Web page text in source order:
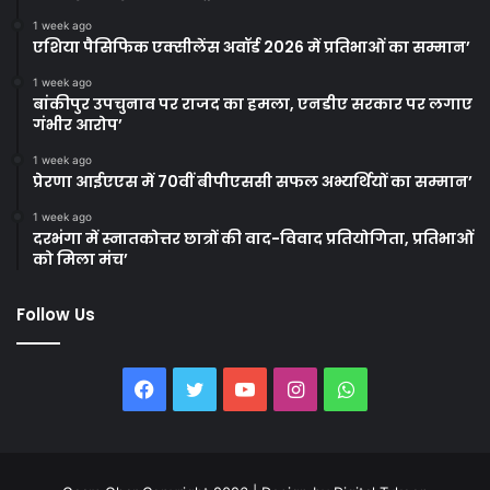
1 week ago
एशिया पैसिफिक एक्सीलेंस अवॉर्ड 2026 में प्रतिभाओं का सम्मान’
1 week ago
बांकीपुर उपचुनाव पर राजद का हमला, एनडीए सरकार पर लगाए
गंभीर आरोप’
1 week ago
प्रेरणा आईएएस में 70वीं बीपीएससी सफल अभ्यर्थियों का सम्मान’
1 week ago
दरभंगा में स्नातकोत्तर छात्रों की वाद-विवाद प्रतियोगिता, प्रतिभाओं
को मिला मंच’
Follow Us
Facebook
TwitterYouTubeInstagramWhatsApp